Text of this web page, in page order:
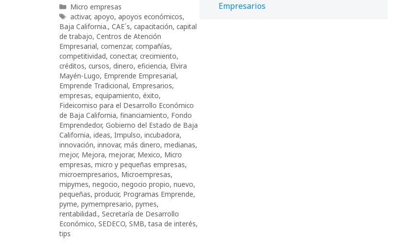
Categorías
Micro empresas
Etiquetas
activar, apoyo, apoyos económicos,
Baja California., CAE´s, capacitación, capital
de trabajo, Centros de Atención
Empresarial, comenzar, compañías,
competitividad, conectar, crecimiento,
créditos, cursos, dinero, eficiencia, Elvira
Mayén-Lugo, Emprende Empresarial,
Emprende Tradicional, Empresarios,
empresas, equipamiento, éxito,
Fideicomiso para el Desarrollo Económico
de Baja California, financiamiento, Fondo
Emprendedor, Gobierno del Estado de Baja
California, ideas, Impulso, incubadora,
innovación, innovar, más dinero, medianas,
mejor, Mejora, mejorar, Mexico, Micro
empresas, micro y pequeñas empresas,
microempresarios, Microempresas,
mipymes, negocio, negocio propio, nuevo,
pequeñas, producir, Programas Emprende,
pyme, pymempresario, pymes,
rentabilidad., Secretaría de Desarrollo
Económico, SEDECO, SMB,tasa de interés,
tips
Empresarios